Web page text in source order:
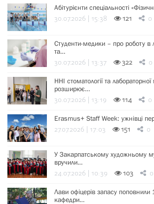
Абітурієнти спеціальності
30.07.2026 | 15:38 121 0
Студенти-медики – про роботу в
та…
30.07.2026 | 13:37 322 0
ННІ стоматології та
розширює…
30.07.2026 | 13:19 114 0
Erasmus+ Staff Week: ужнівці
27.07.2026 | 17:03 151 0
У Закарпатському художньому
вручили…
24.07.2026 | 10:39 103 0
Лави офіцерів запасу поповнили
кафедри…